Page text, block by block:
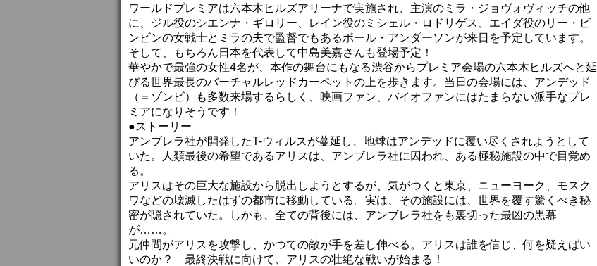
ワールドプレミアは六本木ヒルズアリーナで実施され、主演のミラ・ジョヴォヴィッチの他
に、ジル役のシエンナ・ギロリー、レイン役のミシェル・ロドリゲス、エイダ役のリー・ビ
ンビンの女戦士とミラの夫で監督でもあるポール・アンダーソンが来日を予定しています。
そして、もちろん日本を代表して中島美嘉さんも登場予定！
華やかで最強の女性4名が、本作の舞台にもなる渋谷からプレミア会場の六本木ヒルズへと延
びる世界最長のバーチャルレッドカーペットの上を歩きます。当日の会場には、アンデッド
（＝ゾンビ）も多数来場するらしく、映画ファン、バイオファンにはたまらない派手なプレ
ミアになりそうです！
●ストーリー
アンブレラ社が開発したT-ウィルスが蔓延し、地球はアンデッドに覆い尽くされようとして
いた。人類最後の希望であるアリスは、アンブレラ社に囚われ、ある極秘施設の中で目覚め
る。
アリスはその巨大な施設から脱出しようとするが、気がつくと東京、ニューヨーク、モスク
ワなどの壊滅したはずの都市に移動している。実は、その施設には、世界を覆す驚くべき秘
密が隠されていた。しかも、全ての背後には、アンブレラ社をも裏切った最凶の黒幕
が……。
元仲間がアリスを攻撃し、かつての敵が手を差し伸べる。アリスは誰を信じ、何を疑えばい
いのか？ 最終決戦に向けて、アリスの壮絶な戦いが始まる！